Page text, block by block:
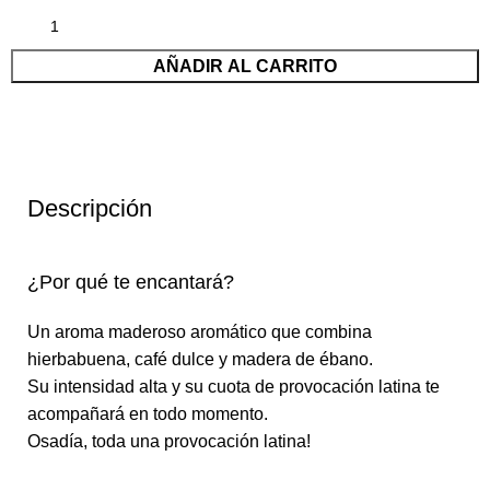
AÑADIR AL CARRITO
Descripción
¿Por qué te encantará?
Un aroma maderoso aromático que combina
hierbabuena, café dulce y madera de ébano.
Su intensidad alta y su cuota de provocación latina te
acompañará en todo momento.
Osadía, toda una provocación latina!